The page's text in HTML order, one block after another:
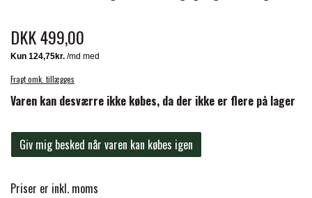
STRØMPER
HUER & HALSTØRKLÆDER
GAVEARTIKLER VOKSNE
BØRN & JUNIOR
HESTEBOLCHER & TREATS
TILSKUD & VITAMINER
STALD & FOLD
VOGNE & TILBEHØR
TRAV KUSK
PREMIER EQUINE WALKER & RIDEDÆKKEN
PREMIER EQUINE INSEKTBESKYTTELSE
PREMIER EQUINE MAGNET & INFRARØD
CARR & DAY & MARTIN
CUSTOM
DELTACAST
DKK 499,00
Fragt omk. tillægges
Varen kan desværre ikke købes, da der ikke er flere på lager
Giv mig besked når varen kan købes igen
Priser er inkl. moms